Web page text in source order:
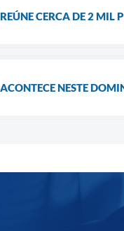
CERCA DE 2 MIL
NESTE